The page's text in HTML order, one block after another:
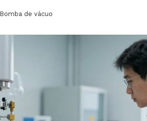
Bomba de vácuo